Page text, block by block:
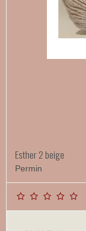
Esther 2 beige
Permin